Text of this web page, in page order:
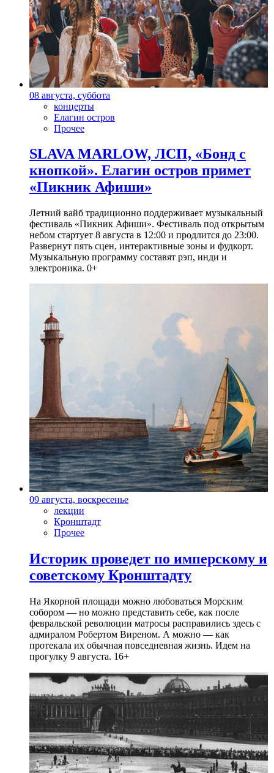
08 августа, суббота
концерты
Елагин остров
Прочее
SLAVA MARLOW, ЛСП, «Бонд с
кнопкой». Елагин остров примет
«Пикник Афиши»
Летний вайб традиционно поддерживает музыкальный
фестиваль «Пикник Афиши». Фестиваль под открытым
небом стартует 8 августа в 12:00 и продлится до 23:00.
Развернут пять сцен, интерактивные зоны и фудкорт.
Музыкальную программу составят рэп, инди и
электроника. 0+
09 августа, воскресенье
лекции
Кронштадт
Прочее
Историк проведет по имперскому и
советскому Кронштадту
На Якорной площади можно любоваться Морским
собором — но можно представить себе, как после
февральской революции матросы расправились здесь с
адмиралом Робертом Виреном. А можно — как
протекала их обычная повседневная жизнь. Идем на
прогулку 9 августа. 16+